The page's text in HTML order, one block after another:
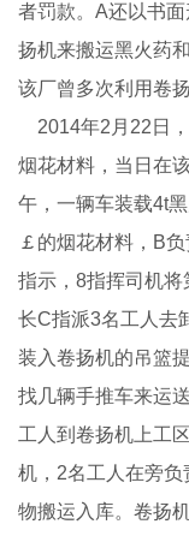
者罚款。A还以书
扬机来搬运黑火药
该厂曾多次利用卷
2014年2月22日
烟花材料，当日在
午，一辆车装载4t
￡的烟花材料，B
指示，8指挥司机
长C指派3名工人去
装入卷扬机的吊篮
找几辆手推车来运
工人到卷扬机上工
机，2名工人在旁
物搬运入库。卷扬